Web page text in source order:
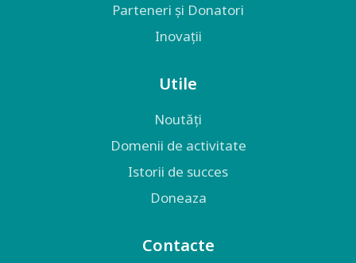
Parteneri și Donatori
Inovații
Utile
Noutăți
Domenii de activitate
Istorii de succes
Doneaza
Contacte